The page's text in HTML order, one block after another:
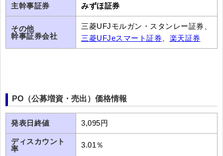
主幹事証券 みずほ証券
その他
幹事証券会社
三菱UFJモルガン・スタンレー証券、
三菱UFJeスマート証券
楽天証券
PO（公募増資・売出）価格情報
発表日終値 3,095円
ディスカウント
率
3.01％